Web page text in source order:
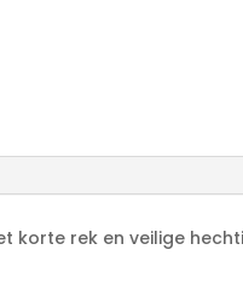
korte rek en veilige